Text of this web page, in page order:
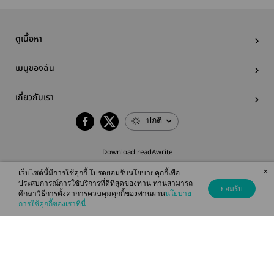
ดูเนื้อหา
เมนูของฉัน
เกี่ยวกับเรา
ปกติ
Download readAwrite
© 2026 readAwrite.com by MEB Corporation Public Company Limited
This site is protected by reCAPTCHA and the Google
เว็บไซต์นี้มีการใช้คุกกี้ โปรดยอมรับนโยบายคุกกี้เพื่อ
ประสบการณ์การใช้บริการที่ดีที่สุดของท่าน ท่านสามารถ
ศึกษาวิธีการตั้งค่าการควบคุมคุกกี้ของท่านผ่านนโยบาย
การใช้คุกกี้ของเราที่นี่
ยอมรับ
×